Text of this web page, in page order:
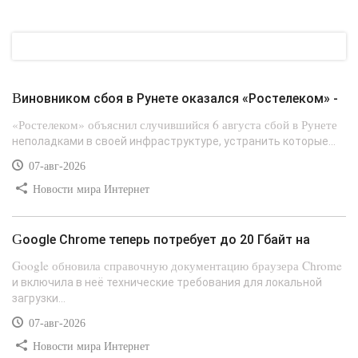
Виновником сбоя в Рунете оказался «Ростелеком» -
«Ростелеком» объяснил случившийся 6 августа сбой в Рунете
неполадками в своей инфраструктуре, устранить которые...
07-авг-2026
Новости мира Интернет
Google Chrome теперь потребует до 20 Гбайт на
Google обновила справочную документацию браузера Chrome
и включила в неё технические требования для локальной
загрузки...
07-авг-2026
Новости мира Интернет